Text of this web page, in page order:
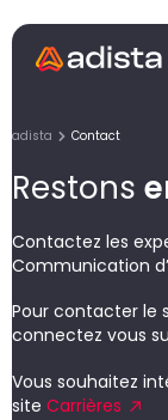
adista Contact
Restons
Contactez les
Communication
Pour contacter le
connectez vous
Vous souhaitez
site Carrières